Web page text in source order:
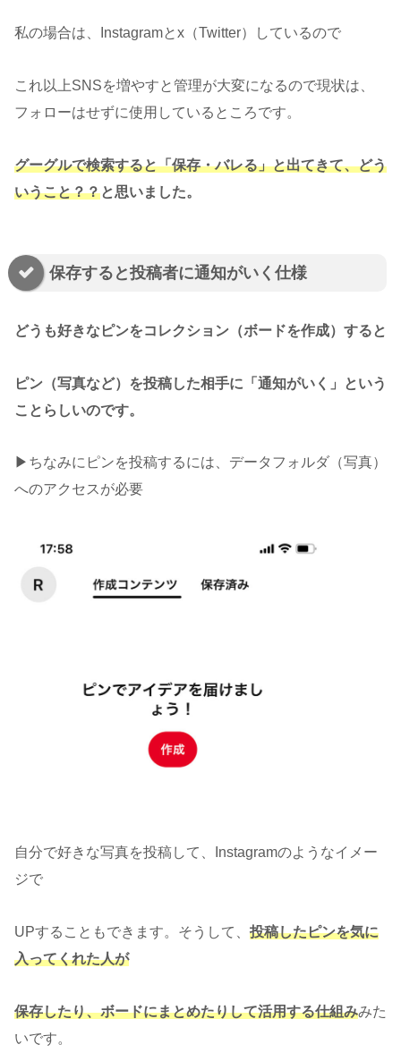
私の場合は、Instagramとx（Twitter）しているので
これ以上SNSを増やすと管理が大変になるので現状は、
フォローはせずに使用しているところです。
グーグルで検索すると「保存・バレる」と出てきて、どう
いうこと？？と思いました。
保存すると投稿者に通知がいく仕様
どうも好きなピンをコレクション（ボードを作成）すると
ピン（写真など）を投稿した相手に「通知がいく」という
ことらしいのです。
▶︎ちなみにピンを投稿するには、データフォルダ（写真）
へのアクセスが必要
自分で好きな写真を投稿して、Instagramのようなイメー
ジで
UPすることもできます。そうして、 投稿したピンを気に
入ってくれた人が
保存したり、ボードにまとめたりして活用する仕組みみた
いです。